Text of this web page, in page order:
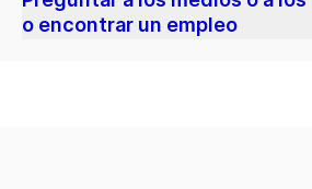
o encontrar un empleo